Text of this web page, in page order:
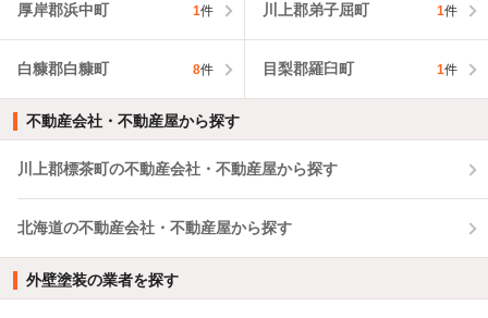
厚岸郡浜中町 1件 川上郡弟子屈町 1件
白糠郡白糠町 8件 目梨郡羅臼町 1件
不動産会社・不動産屋から探す
川上郡標茶町の不動産会社・不動産屋から探す
北海道の不動産会社・不動産屋から探す
外壁塗装の業者を探す